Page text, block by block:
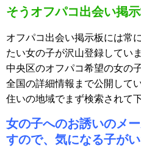
そうオフパコ出会い掲
オフパコ出会い掲示板には常
たい女の子が沢山登録してい
中央区のオフパコ希望の女の
全国の詳細情報まで公開して
住いの地域でまず検索されて下
女の子へのお誘いのメ
すので、気になる子が